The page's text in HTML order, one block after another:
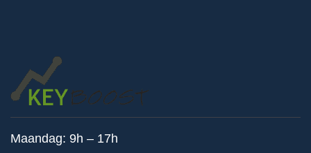
Maandag: 9h – 17h